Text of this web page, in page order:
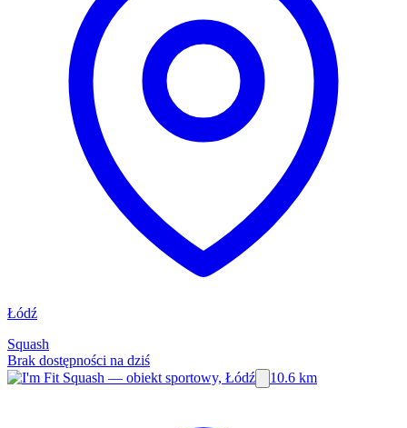
Łódź
Squash
Brak dostępności na dziś
10.6 km